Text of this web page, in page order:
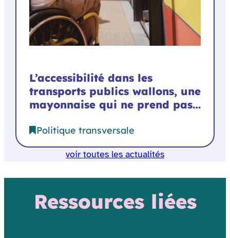
L’accessibilité dans les
transports publics wallons, une
mayonnaise qui ne prend pas…
Politique transversale
voir toutes les actualités
Ressources liées